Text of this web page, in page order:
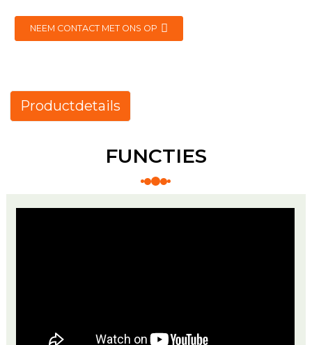
NEEM CONTACT MET ONS OP
Productdetails
FUNCTIES